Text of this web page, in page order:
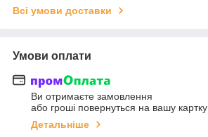
Всі умови доставки
Умови оплати
Ви отримаєте замовлення
або гроші повернуться на вашу картку
Детальніше